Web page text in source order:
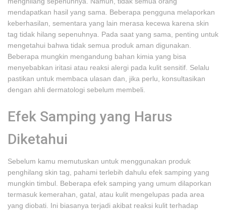
mendapatkan hasil yang sama. Beberapa pengguna melaporkan
keberhasilan, sementara yang lain merasa kecewa karena skin
tag tidak hilang sepenuhnya. Pada saat yang sama, penting untuk
mengetahui bahwa tidak semua produk aman digunakan.
Beberapa mungkin mengandung bahan kimia yang bisa
menyebabkan iritasi atau reaksi alergi pada kulit sensitif. Selalu
pastikan untuk membaca ulasan dan, jika perlu, konsultasikan
dengan ahli dermatologi sebelum membeli.
Efek Samping yang Harus
Diketahui
Sebelum kamu memutuskan untuk menggunakan produk
penghilang skin tag, pahami terlebih dahulu efek samping yang
mungkin timbul. Beberapa efek samping yang umum dilaporkan
termasuk kemerahan, gatal, atau kulit mengelupas pada area
yang diobati. Ini biasanya terjadi akibat reaksi kulit terhadap